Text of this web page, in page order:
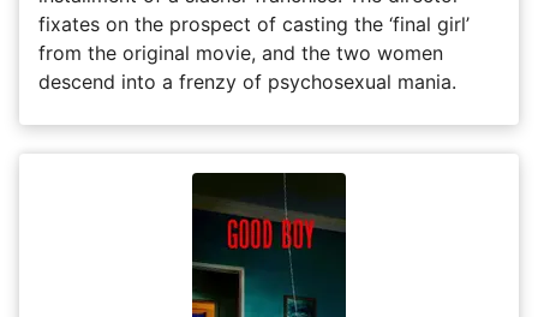
fixates on the prospect of casting the ‘final girl’
from the original movie, and the two women
descend into a frenzy of psychosexual mania.